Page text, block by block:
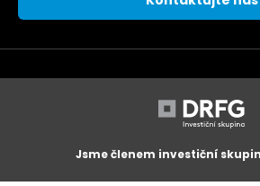
Jsme členem investiční